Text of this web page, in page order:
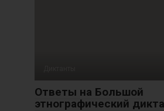
Ответы на Большой
этнографический